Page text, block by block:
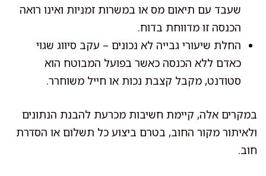
שעבד עם תיאום מס או במשרות זמניות ואינו רואה
הכנסה זו מדווחת בדוח.
החלת שיעורי גבייה לא נכונים – עקב סיווג שגוי
כאדם ללא הכנסה כאשר בפועל המבוטח הוא
סטודנט, מקבל קצבת נכות או חייל משוחרר.
במקרים אלה, קיימת חשיבות מכרעת להבנת הנתונים
ולאיתור מקור החוב, בטרם ביצוע כל תשלום או הסדרת
חוב.